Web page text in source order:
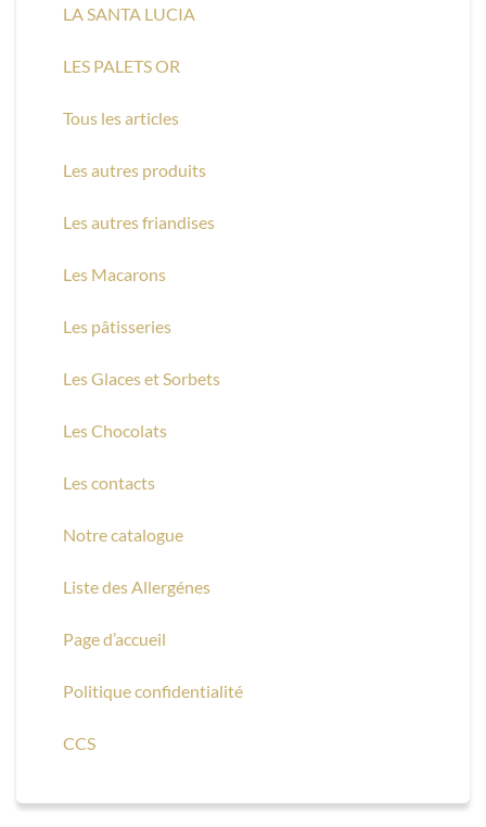
LA SANTA LUCIA
LES PALETS OR
Tous les articles
Les autres produits
Les autres friandises
Les Macarons
Les pâtisseries
Les Glaces et Sorbets
Les Chocolats
Les contacts
Notre catalogue
Liste des Allergénes
Page d’accueil
Politique confidentialité
CCS